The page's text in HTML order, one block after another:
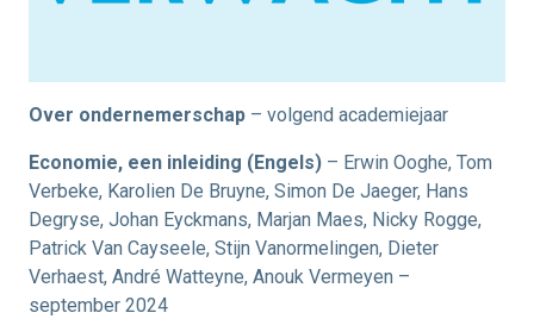
Over ondernemerschap – volgend academiejaar
Economie, een inleiding (Engels) – Erwin Ooghe, Tom
Verbeke, Karolien De Bruyne, Simon De Jaeger, Hans
Degryse, Johan Eyckmans, Marjan Maes, Nicky Rogge,
Patrick Van Cayseele, Stijn Vanormelingen, Dieter
Verhaest, André Watteyne, Anouk Vermeyen –
september 2024